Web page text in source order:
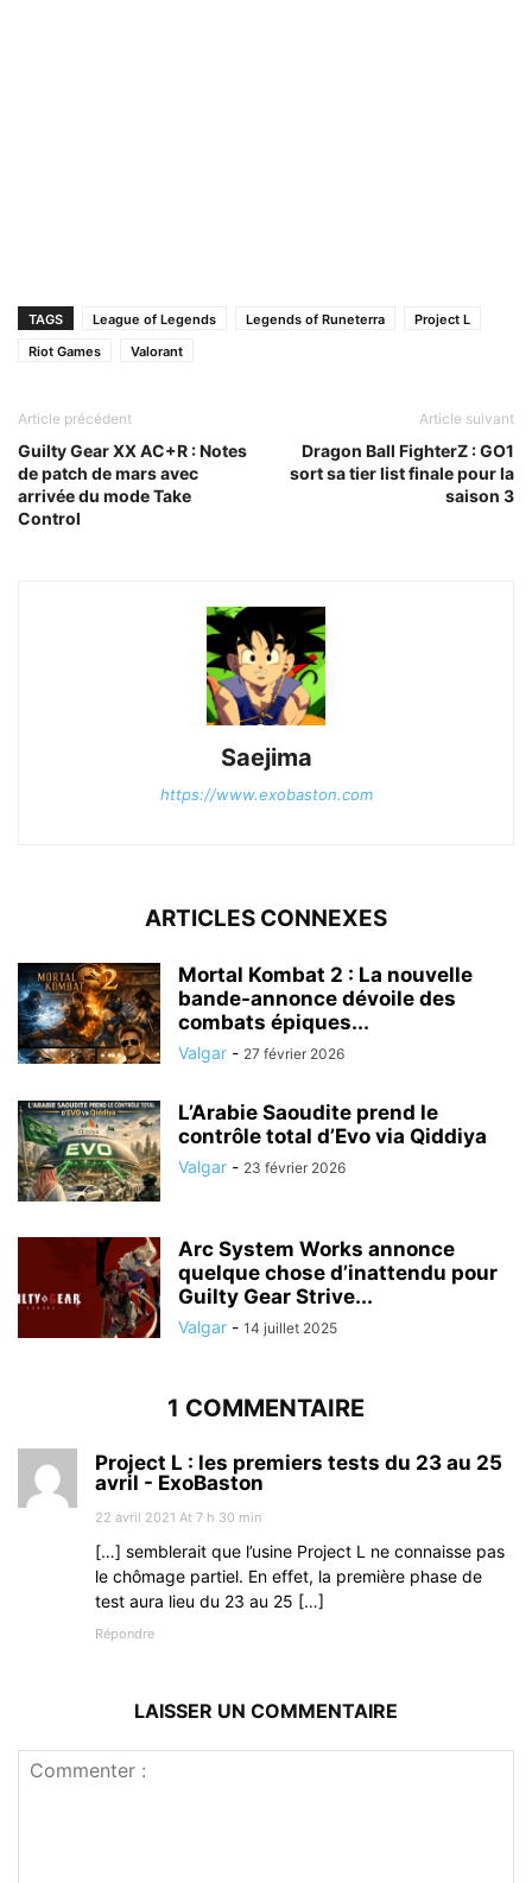
TAGS League of Legends Legends of Runeterra
Project L
Riot Games
Valorant
Article précédent
Guilty Gear XX AC+R : Notes
de patch de mars avec
arrivée du mode Take
Control
Article suivant
Dragon Ball FighterZ : GO1
sort sa tier list finale pour la
saison 3
Saejima
https://www.exobaston.com
ARTICLES CONNEXES
Mortal Kombat 2 : La nouvelle
bande-annonce dévoile des
combats épiques...
Valgar - 27 février 2026
L’Arabie Saoudite prend le
contrôle total d’Evo via Qiddiya
Valgar - 23 février 2026
Arc System Works annonce
quelque chose d’inattendu pour
Guilty Gear Strive...
Valgar - 14 juillet 2025
1 COMMENTAIRE
Project L : les premiers tests du 23 au 25
avril - ExoBaston
22 avril 2021 At 7 h 30 min
[…] semblerait que l’usine Project L ne connaisse pas
le chômage partiel. En effet, la première phase de
test aura lieu du 23 au 25 […]
Répondre
LAISSER UN COMMENTAIRE